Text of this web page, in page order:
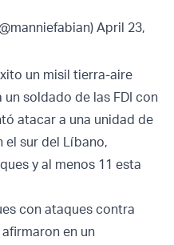
April 23,
un misil tierra-aire
soldado de las FDI con
atacar a una unidad de
el sur del Líbano,
y al menos 11 esta
con ataques contra
en un